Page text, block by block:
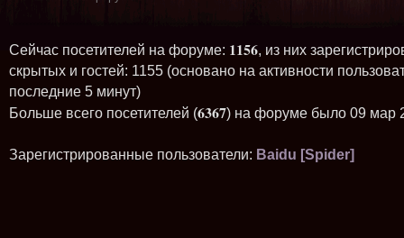
Сейчас посетителей на форуме: 1156, из них
скрытых и гостей: 1155 (основано на активности
последние 5 минут)
Больше всего посетителей (6367) на форуме было 09 мар
Зарегистрированные пользователи: Baidu [Spider]